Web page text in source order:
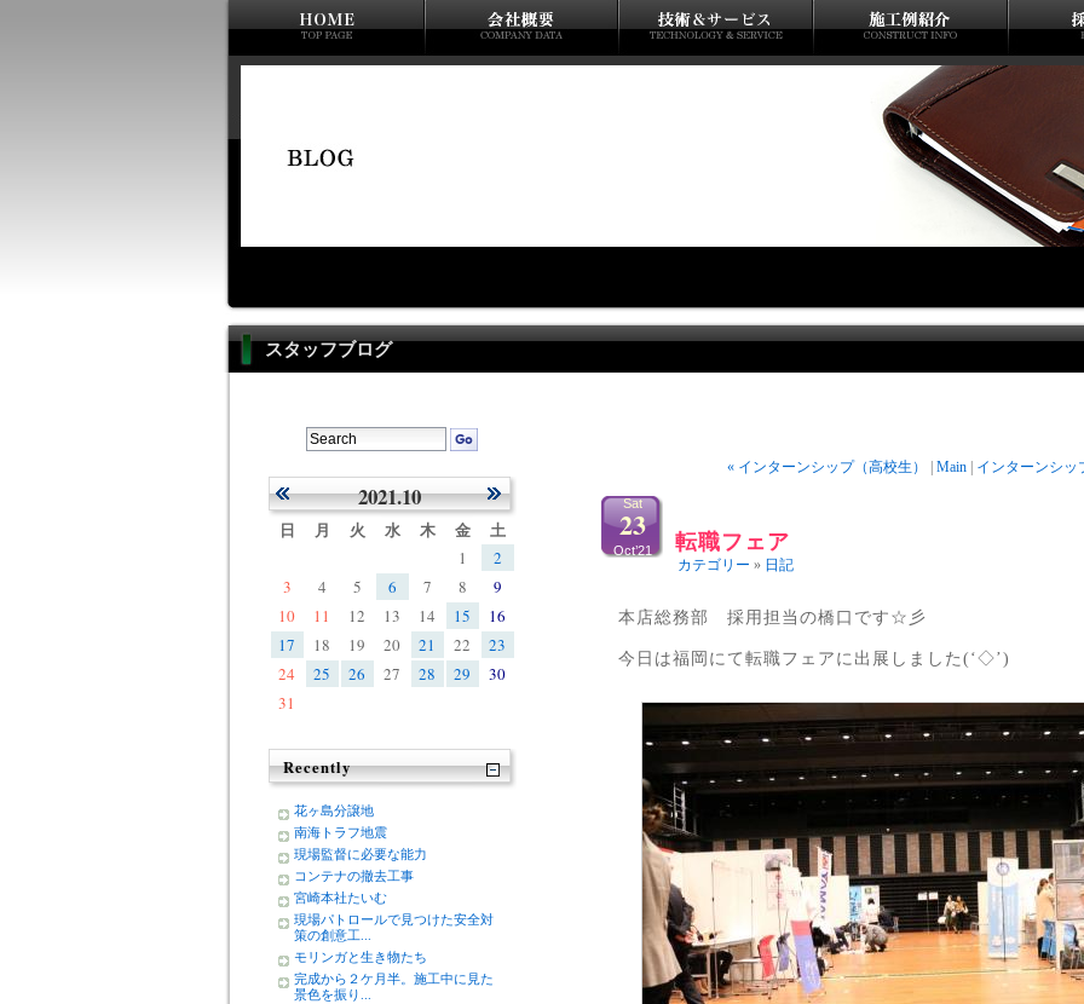
スタッフブログ
« インターンシップ（高校生） Main| インターンシッ
転職フェア
Sat
23
Oct’21
カテゴリー » 日記
本店総務部 採用担当の橋口です☆彡
今日は福岡にて転職フェアに出展しました(‘◇’)ゞ
2021.10
日 月 火 水 木 金 土
1
2
3
4 5 6 7 8
9
10
11 12 13 14 15
16
17
18 19 20 21 22
23
24
25 26 27 28 29
30
31
Recently
花ヶ島分譲地
南海トラフ地震
現場監督に必要な能力
コンテナの撤去工事
宮崎本社たいむ
現場パトロールで見つけた安全対
策の創意工...
モリンガと生き物たち
完成から２ケ月半。施工中に見た
景色を振り...